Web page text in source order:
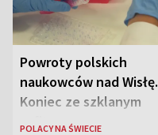
Powroty polskich
naukowców nad Wisłę.
Koniec ze szklanym
sufitem
POLACY NA ŚWIECIE